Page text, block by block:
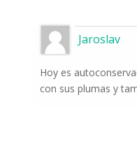
Jaroslav
Hoy es
con sus plumas y